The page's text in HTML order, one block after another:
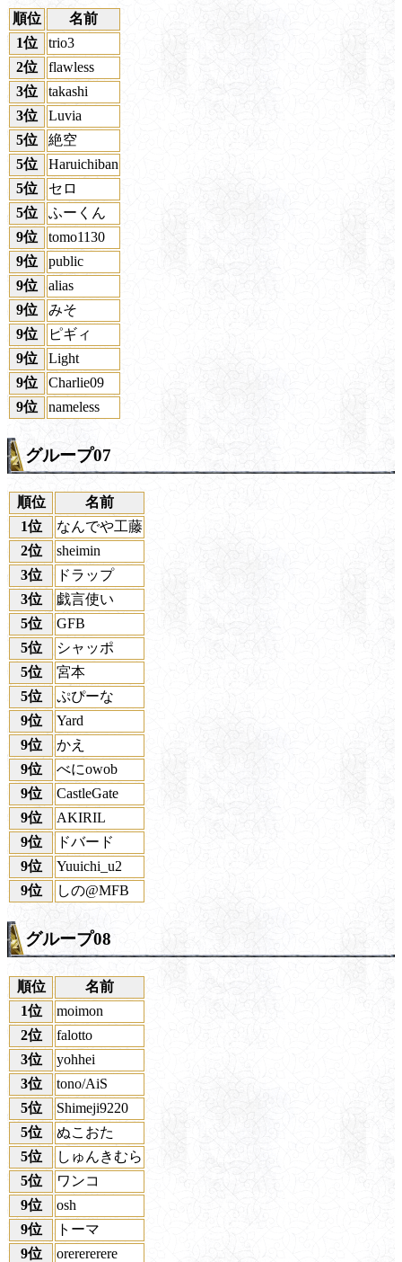
順位
名前
1位
trio3
2位
flawless
3位
takashi
3位
Luvia
5位
絶空
5位
Haruichiban
5位
セロ
5位
ふーくん
9位
tomo1130
9位
public
9位
alias
9位
みそ
9位
ピギィ
9位
Light
9位
Charlie09
9位
nameless
グループ07
順位
名前
1位
なんでや工藤
2位
sheimin
3位
ドラップ
3位
戯言使い
5位
GFB
5位
シャッポ
5位
宮本
5位
ぷぴーな
9位
Yard
9位
かえ
9位
べにowob
9位
CastleGate
9位
AKIRIL
9位
ドバード
9位
Yuuichi_u2
9位
しの@MFB
グループ08
順位
名前
1位
moimon
2位
falotto
3位
yohhei
3位
tono/AiS
5位
Shimeji9220
5位
ぬこおた
5位
しゅんきむら
5位
ワンコ
9位
osh
9位
トーマ
9位
orerererere